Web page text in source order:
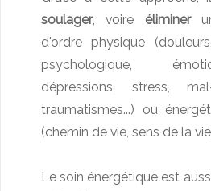
soulager, voire éliminer
d'ordre physique
psychologique,
dépressions, stress,
traumatismes...) ou
(chemin de vie, sens de la
Le soin énergétique est